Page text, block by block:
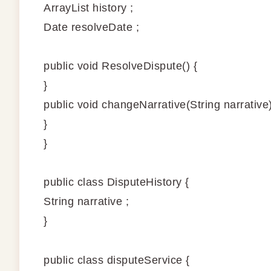
ArrayList history ;
Date resolveDate ;
public void ResolveDispute() {
}
public void changeNarrative(String
}
}
public class DisputeHistory {
String narrative ;
}
public class disputeService {